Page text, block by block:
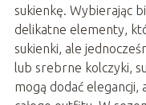
sukienkę. Wybierając
delikatne elementy,
sukienki, ale
lub srebrne kolczyki,
mogą dodać elegancji,